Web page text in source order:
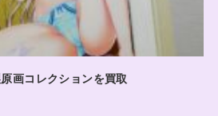
画コレクションを買取